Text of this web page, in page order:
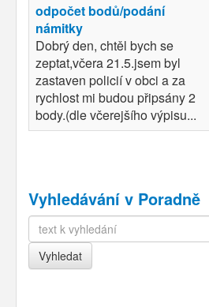
odpočet bodů/podání
námitky
Dobrý den, chtěl bych se
zeptat,včera 21.5.jsem byl
zastaven policií v obci a za
rychlost mi budou připsány 2
body.(dle včerejšího výpisu...
Vyhledávání v Poradně